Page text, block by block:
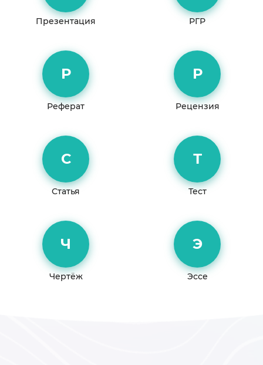
Презентация РГР
Р
Реферат
Р
Рецензия
С
Статья
Т
Тест
Ч
Чертёж
Э
Эссе